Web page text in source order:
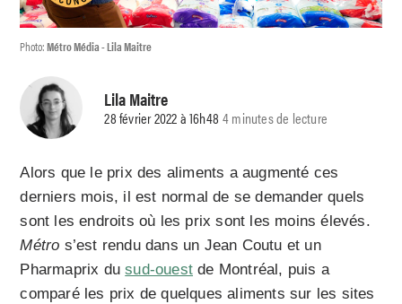
Photo:Métro Média - Lila Maitre
Lila Maitre
28 février 2022 à 16h48 4 minutes de lecture
Alors que le prix des aliments a augmenté ces
derniers mois, il est normal de se demander quels
sont les endroits où les prix sont les moins élevés.
Métro s’est rendu dans un Jean Coutu et un
Pharmaprix dusud-ouest de Montréal, puis a
comparé les prix de quelques aliments sur les sites